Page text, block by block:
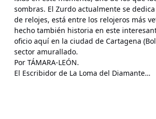
sombras. El Zurdo actualmente se
de relojes, está entre los relojeros más
hecho también historia en este
oficio aquí en la ciudad de Cartagena
sector amurallado.
Por TÁMARA-LEÓN.
El Escribidor de La Loma del Diamante…